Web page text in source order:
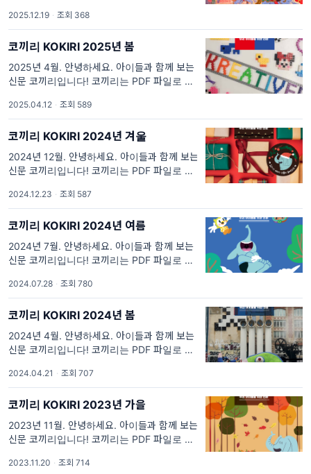
끼리 겨울 호 전체를 다운로드하여 보실 수 있
습니다. 위
2025.12.19 · 조회 368
코끼리 KOKIRI 2025년 봄
2025년 4월. 안녕하세요. 아이들과 함께 보는
신문 코끼리입니다! 코끼리는 PDF 파일로 만들
끼리 겨울 호 전체를 다운로드 받아 보실 수 있
습니다.
2025.04.12 · 조회 589
코끼리 KOKIRI 2024년 겨울
2024년 12월. 안녕하세요. 아이들과 함께 보는
신문 코끼리입니다! 코끼리는 PDF 파일로 만들
끼리 겨울 호 전체를 다운로드 받아 보실 수 있
습니다.
2024.12.23 · 조회 587
코끼리 KOKIRI 2024년 여름
2024년 7월. 안녕하세요. 아이들과 함께 보는
신문 코끼리입니다! 코끼리는 PDF 파일로 만들
끼리 봄 호 전체를 다운로드 받아 보실 수 있습
니다. 위
2024.07.28 · 조회 780
코끼리 KOKIRI 2024년 봄
2024년 4월. 안녕하세요. 아이들과 함께 보는
신문 코끼리입니다! 코끼리는 PDF 파일로 만들
끼리 봄 호 전체를 다운로드 받아 보실 수 있습
니다. 위
2024.04.21 · 조회 707
코끼리 KOKIRI 2023년 가을
2023년 11월. 안녕하세요. 아이들과 함께 보는
신문 코끼리입니다! 코끼리는 PDF 파일로 만들
끼리 가을호 전체를 다운로드 받아 보실 수 있
2023.11.20 · 조회 714